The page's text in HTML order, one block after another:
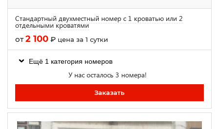
Стандартный двухместный номер с 1 кроватью или 2
отдельными кроватями
от2 100 ₽ цена за 1 сутки
Ещё 1 категория номеров
У нас осталось 3 номера!
Заказать